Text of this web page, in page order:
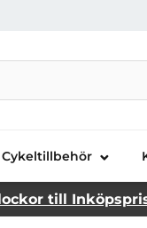
Cykeltillbehör
till